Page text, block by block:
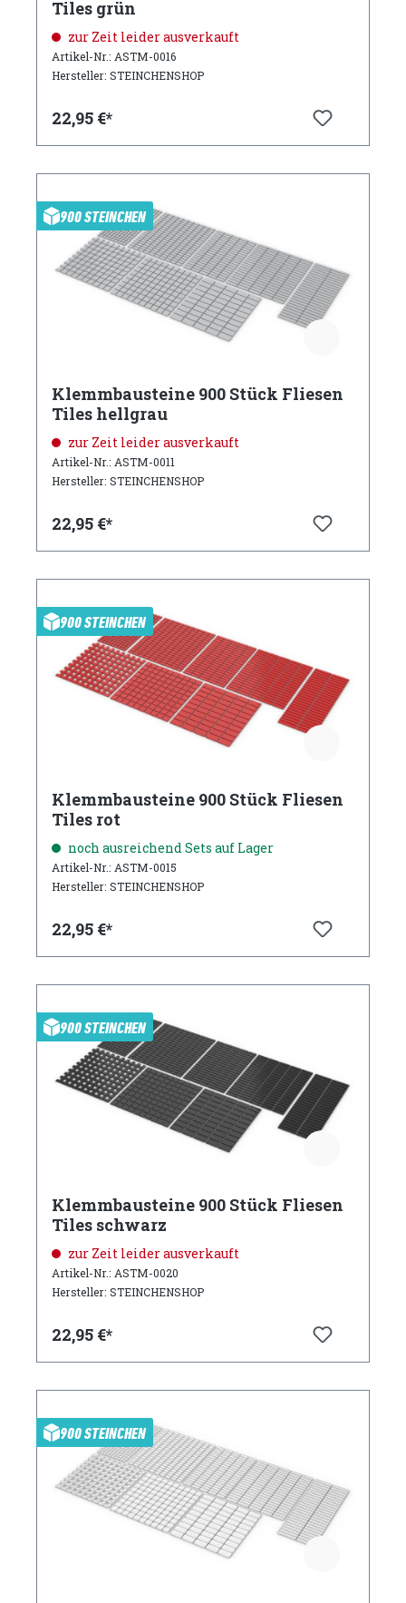
Tiles grün
zur Zeit leider ausverkauft
Artikel-Nr.: ASTM-0016
Hersteller: STEINCHENSHOP
22,95 €*
900 STEINCHEN
Klemmbausteine 900 Stück Fliesen
Tiles hellgrau
zur Zeit leider ausverkauft
Artikel-Nr.: ASTM-0011
Hersteller: STEINCHENSHOP
22,95 €*
900 STEINCHEN
Klemmbausteine 900 Stück Fliesen
Tiles rot
noch ausreichend Sets auf Lager
Artikel-Nr.: ASTM-0015
Hersteller: STEINCHENSHOP
22,95 €*
900 STEINCHEN
Klemmbausteine 900 Stück Fliesen
Tiles schwarz
zur Zeit leider ausverkauft
Artikel-Nr.: ASTM-0020
Hersteller: STEINCHENSHOP
22,95 €*
900 STEINCHEN